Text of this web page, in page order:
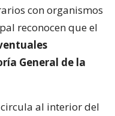
con organismos
reconocen que el
General de la
circula al interior del